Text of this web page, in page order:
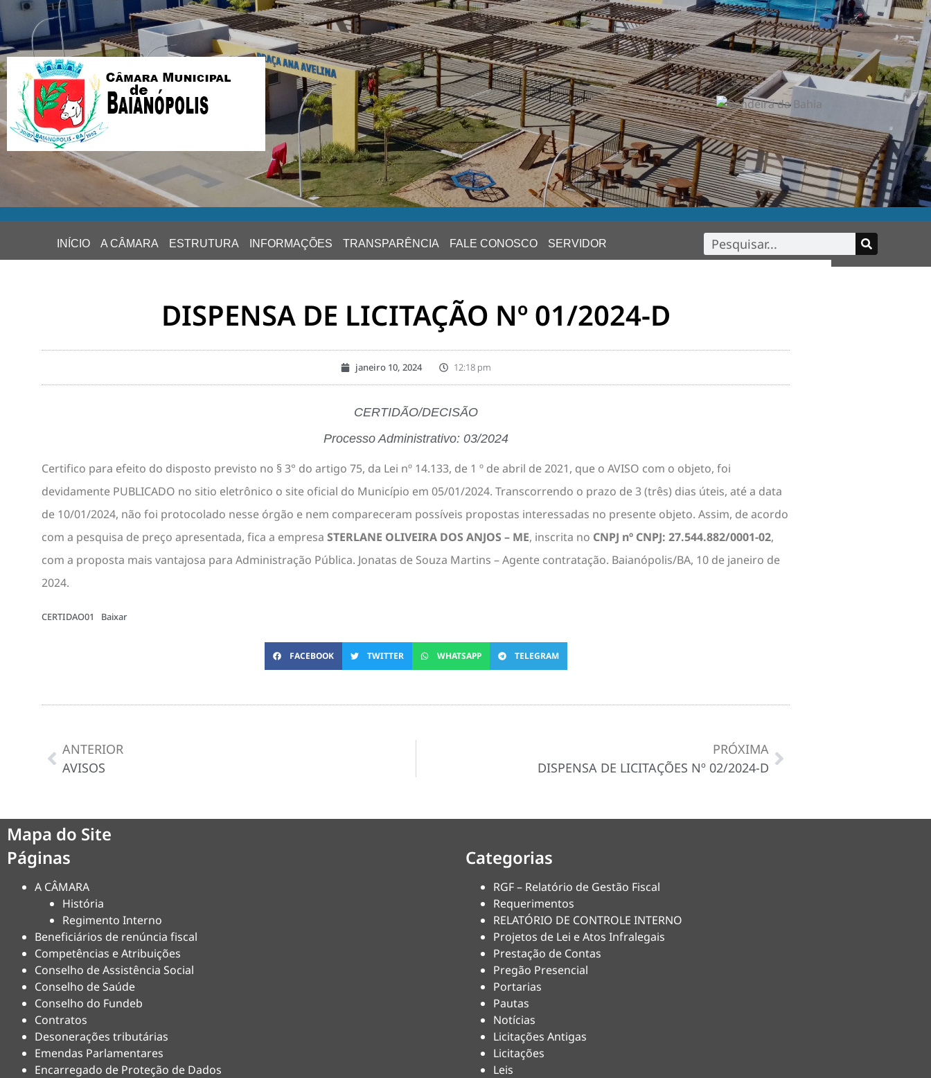
INÍCIO A CÂMARA ESTRUTURA INFORMAÇÕES TRANSPARÊNCIA FALE CONOSCO SERVIDOR
DISPENSA DE LICITAÇÃO Nº 01/2024-D
janeiro 10, 2024 12:18 pm
CERTIDÃO/DECISÃO
Processo Administrativo: 03/2024
Certifico para efeito do disposto previsto no § 3° do artigo 75, da Lei nº 14.133, de 1 º de abril de 2021, que o AVISO com o objeto, foi
devidamente PUBLICADO no sitio eletrônico o site oficial do Município em 05/01/2024. Transcorrendo o prazo de 3 (três) dias úteis, até a data
de 10/01/2024, não foi protocolado nesse órgão e nem compareceram possíveis propostas interessadas no presente objeto. Assim, de acordo
com a pesquisa de preço apresentada, fica a empresa STERLANE OLIVEIRA DOS ANJOS – ME, inscrita no CNPJ nº CNPJ: 27.544.882/0001-02,
com a proposta mais vantajosa para Administração Pública. Jonatas de Souza Martins – Agente contratação. Baianópolis/BA, 10 de janeiro de
2024.
CERTIDAO01 Baixar
FACEBOOK TWITTER WHATSAPP TELEGRAM
ANTERIOR
AVISOS
PRÓXIMA
DISPENSA DE LICITAÇÕES Nº 02/2024-D
Mapa do Site
Páginas
A CÂMARA
História
Regimento Interno
Beneficiários de renúncia fiscal
Competências e Atribuições
Conselho de Assistência Social
Conselho de Saúde
Conselho do Fundeb
Contratos
Desonerações tributárias
Emendas Parlamentares
Encarregado de Proteção de Dados
Categorias
RGF – Relatório de Gestão Fiscal
Requerimentos
RELATÓRIO DE CONTROLE INTERNO
Projetos de Lei e Atos Infralegais
Prestação de Contas
Pregão Presencial
Portarias
Pautas
Notícias
Licitações Antigas
Licitações
Leis